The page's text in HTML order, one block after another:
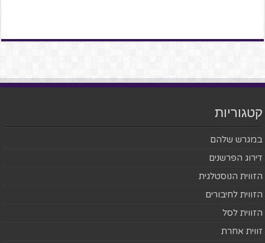
קטגוריות
במגרש שלהם
דירוג הפרשנים
הזווית הנוסטלגית
הזווית לחיבורים
הזווית לסל
זווית אחרת